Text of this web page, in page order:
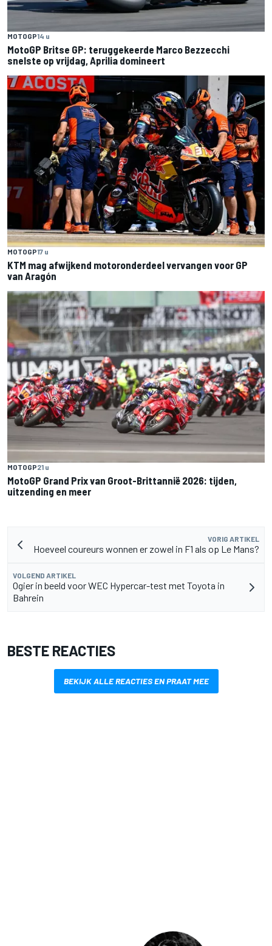
MOTOGP14 u
MotoGP Britse GP: teruggekeerde Marco Bezzecchi
snelste op vrijdag, Aprilia domineert
MOTOGP17 u
KTM mag afwijkend motoronderdeel vervangen voor GP
van Aragón
MOTOGP21 u
MotoGP Grand Prix van Groot-Brittannië 2026: tijden,
uitzending en meer
VORIG ARTIKEL
Hoeveel coureurs wonnen er zowel in F1 als op Le Mans?
VOLGEND ARTIKEL
Ogier in beeld voor WEC Hypercar-test met Toyota in
Bahrein
BESTE REACTIES
BEKIJK ALLE REACTIES EN PRAAT MEE